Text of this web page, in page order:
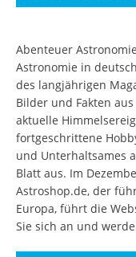
Abenteuer
Astronomie in
des langjährigen
Bilder und Fakten
aktuelle
fortgeschrittene
und Unterhaltsames
Blatt aus. Im
Astroshop.de, der
Europa, führt die
Sie sich an und